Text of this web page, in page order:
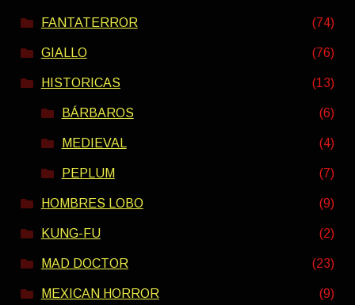
FANTATERROR (74)
GIALLO (76)
HISTORICAS (13)
BÁRBAROS (6)
MEDIEVAL (4)
PEPLUM (7)
HOMBRES LOBO (9)
KUNG-FU (2)
MAD DOCTOR (23)
MEXICAN HORROR (9)